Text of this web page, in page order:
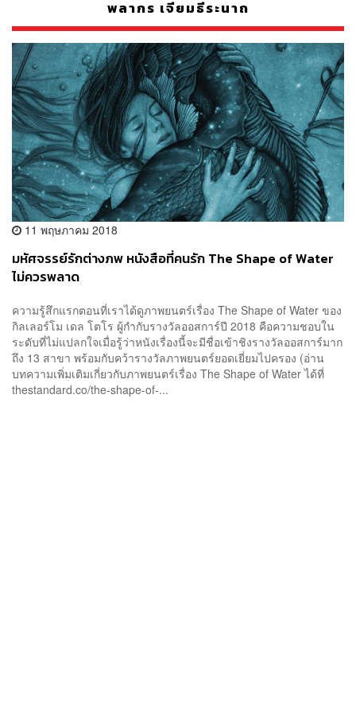
พลากร เจียมธีระนาถ
11 พฤษภาคม 2018
มหัศจรรย์รักต่างภพ หนังสือที่คนรัก The Shape of Water
ไม่ควรพลาด
ความรู้สึกแรกตอนที่เราได้ดูภาพยนตร์เรื่อง The Shape of Water ของ
กิลเลอร์โม เดล โตโร ผู้กำกับรางวัลออสการ์ปี 2018 คือความชอบใน
ระดับที่ไม่แปลกใจเมื่อรู้ว่าหนังเรื่องนี้จะมีชื่อเข้าชิงรางวัลออสการ์มาก
ถึง 13 สาขา พร้อมกับคว้ารางวัลภาพยนตร์ยอดเยี่ยมไปครอง (อ่าน
บทความเพิ่มเติมเกี่ยวกับภาพยนตร์เรื่อง The Shape of Water ได้ที่
thestandard.co/the-shape-of-...